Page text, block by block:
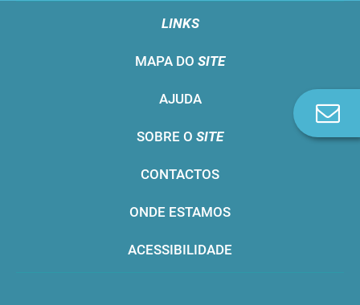
LINKS
MAPA DO SITE
AJUDA
SOBRE O SITE
CONTACTOS
ONDE ESTAMOS
ACESSIBILIDADE